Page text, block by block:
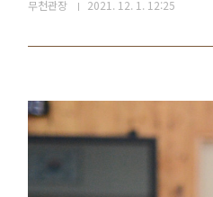
무천관장 2021. 12. 1. 12:25